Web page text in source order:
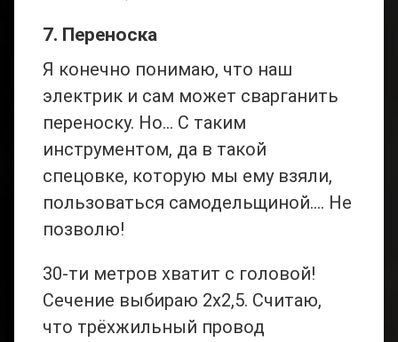
7. Переноска
Я конечно понимаю, что наш
электрик и сам может сварганить
переноску. Но… С таким
инструментом, да в такой
спецовке, которую мы ему взяли,
пользоваться самодельщиной…. Не
позволю!
30-ти метров хватит с головой!
Сечение выбираю 2х2,5. Считаю,
что трёхжильный провод